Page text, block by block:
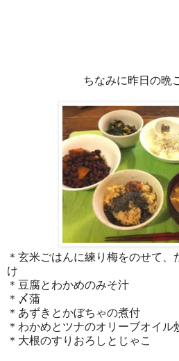
ちなみに昨日の晩
＊玄米ごはんに練り梅をのせて
け
＊豆腐とわかめのみそ汁
＊〆蒲
＊あずきとかぼちゃの煮付
＊わかめとツナのオリーブオイル
＊大根のすりおろしとじゃこ